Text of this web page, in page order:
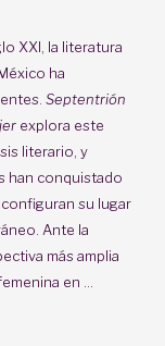
XXI, la literatura
ha
Septentrión
explora este
literario, y
han conquistado
su lugar
Ante la
más amplia
en ...